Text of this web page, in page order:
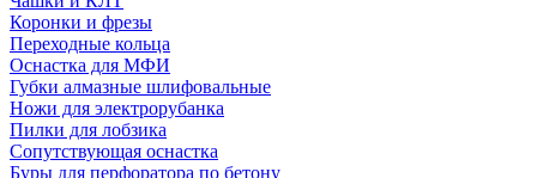
Коронки и фрезы
Переходные кольца
Оснастка для МФИ
Губки алмазные шлифовальные
Ножи для электрорубанка
Пилки для лобзика
Сопутствующая оснастка
Буры для перфоратора по бетону